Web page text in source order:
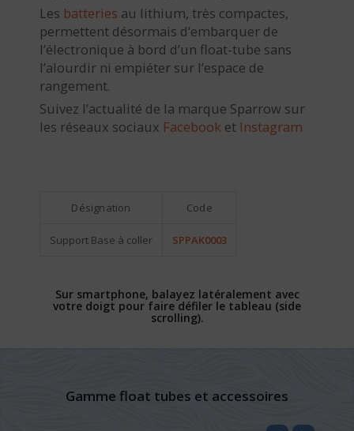
Les batteries au lithium, très compactes,
permettent désormais d’embarquer de
l’électronique à bord d’un float-tube sans
l’alourdir ni empiéter sur l’espace de
rangement.
Suivez l’actualité de la marque Sparrow sur
les réseaux sociaux Facebook et Instagram
Désignation Code
Support Base à coller SPPAK0003
Sur smartphone, balayez latéralement avec
votre doigt pour faire défiler le tableau (side
scrolling).
Gamme float tubes et accessoires